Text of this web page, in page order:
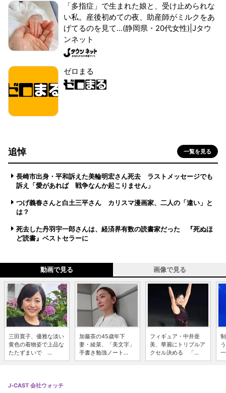
「多指症」で生まれた娘と、受け止められな
い私。産後初めての夜、助産師がミルクをあ
げてるのを見て...(静岡県・20代女性)|Jタウ
ンネット
ゼロまる
追悼 一覧を見る
長崎市出身・平和訴えた美輪明宏さん死去 ラストメッセージでも
訴え「愛があれば 戦争なんか起こりません」
つげ義春さんと白土三平さん カリスマ漫画家、二人の「違い」と
は？
死去した丹羽宇一郎さんは、経済界有数の読書家だった 『死ぬほ
ど読書』ベストセラーに
動画で見る 画像で見る
三田寛子、優雅な淡い
黄色の着物姿で上品な
たたずまいで ...
加藤茶の45歳年下
妻・綾菜、「美文字」
手書き勉強ノート...
フィギュア・中井亜
美、華麗にトリプルア
クセル決める 「...
J-CAST 会社ウォッチ